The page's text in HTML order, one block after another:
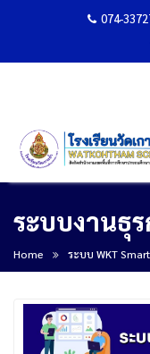
content
074-
ระบบงานธุร
Home ระบบ WKT